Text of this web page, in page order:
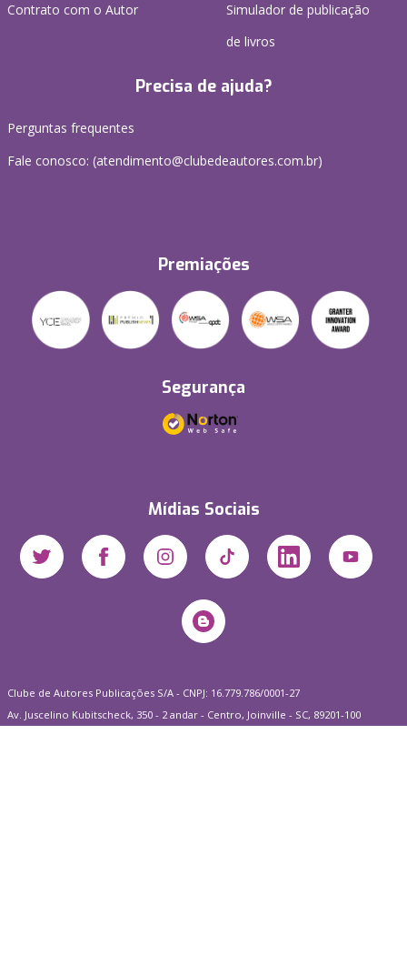
Contrato com o Autor
Simulador de publicação
de livros
Precisa de ajuda?
Perguntas frequentes
Fale conosco: (atendimento@clubedeautores.com.br)
Premiações
Segurança
Mídias Sociais
Clube de Autores Publicações S/A - CNPJ: 16.779.786/0001-27
Av. Juscelino Kubitscheck, 350 - 2 andar - Centro, Joinville - SC, 89201-100